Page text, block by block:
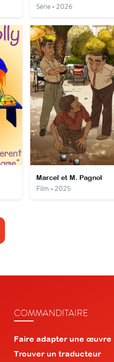
Série • 2026
Marcel et M. Pagnol
Film • 2025
COMMANDITAIRE
Faire adapter une œuvre
Trouver un traducteur